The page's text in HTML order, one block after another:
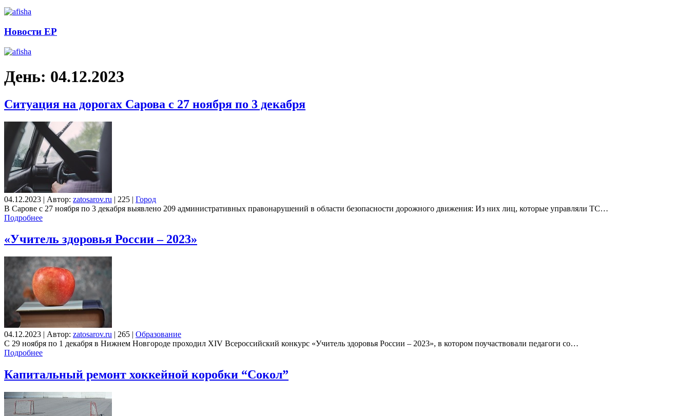
Новости ЕР
День: 04.12.2023
Ситуация на дорогах Сарова с 27 ноября по 3 декабря
04.12.2023 | Автор: zatosarov.ru | 225 | Город
В Сарове с 27 ноября по 3 декабря выявлено 209 административных правонарушений в области безопасности дорожного движения: Из них лиц, которые управляли ТС…
Подробнее
«Учитель здоровья России – 2023»
04.12.2023 | Автор: zatosarov.ru | 265 | Образование
С 29 ноября по 1 декабря в Нижнем Новгороде проходил XIV Всероссийский конкурс «Учитель здоровья России – 2023», в котором поучаствовали педагоги со…
Подробнее
Капитальный ремонт хоккейной коробки “Сокол”